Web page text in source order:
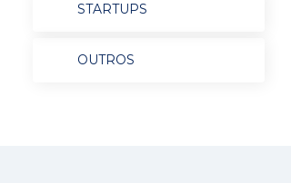
STARTUPS
OUTROS